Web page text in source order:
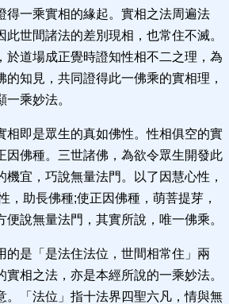
得一乘實相的緣起。實相之法周遍法
世間諸法的差別現相，也常住不滅。
於道場成正覺時證知性相不二之理，為
的知見，共同證得此一佛乘的實相理，
乘妙法。
相即是眾生的真如佛性。性相俱空的實
因佛種。三世諸佛，為欲令眾生開發此
機宜，巧說無量法門。以了因慧心性，
，助長佛種;使正因佛種，萌菩提芽，
便說無量法門，其實所說，唯一佛乘。
的是「是法住法位，世間相常住」兩
相之法，亦是本經所說的一乘妙法。
。「法位」指十法界四聖六凡，情與無